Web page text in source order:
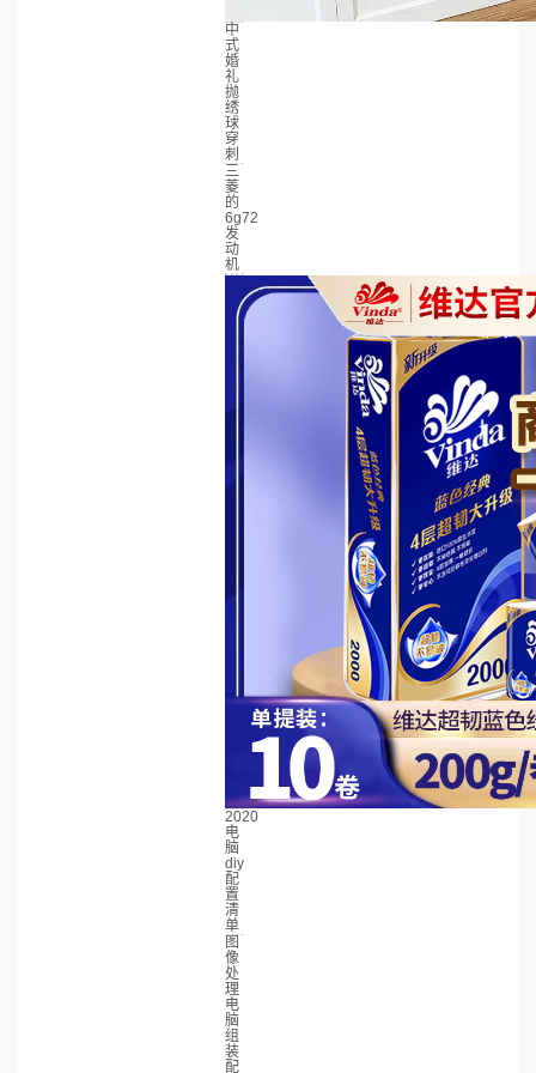
中
式
婚
礼
抛
绣
球
穿
刺
三
菱
的
6g72
发
动
机
2020
电
脑
diy
配
置
清
单
图
像
处
理
电
脑
组
装
配